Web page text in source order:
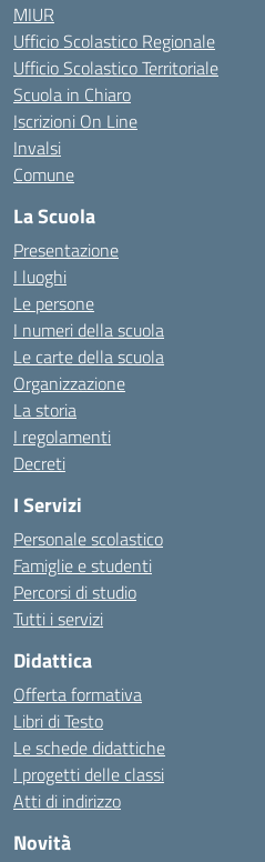
MIUR
Ufficio Scolastico Regionale
Ufficio Scolastico Territoriale
Scuola in Chiaro
Iscrizioni On Line
Invalsi
Comune
La Scuola
Presentazione
I luoghi
Le persone
I numeri della scuola
Le carte della scuola
Organizzazione
La storia
I regolamenti
Decreti
I Servizi
Personale scolastico
Famiglie e studenti
Percorsi di studio
Tutti i servizi
Didattica
Offerta formativa
Libri di Testo
Le schede didattiche
I progetti delle classi
Atti di indirizzo
Novità